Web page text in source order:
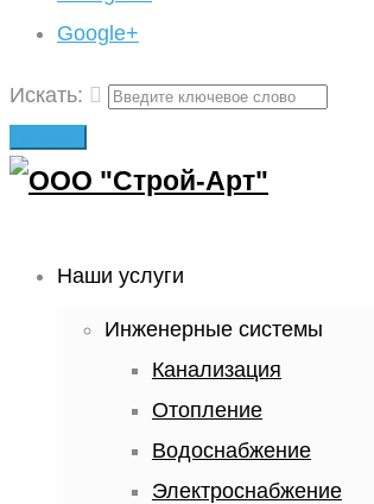
Google+
Искать:
Наши услуги
Инженерные системы
Канализация
Отопление
Водоснабжение
Электроснабжение